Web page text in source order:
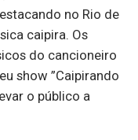
no Rio de
caipira. Os
do cancioneiro
show ”Caipirando
o público a